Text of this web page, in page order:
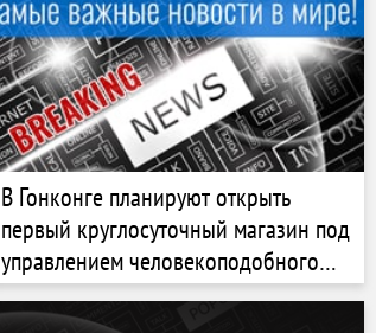
В Гонконге планируют открыть
первый круглосуточный магазин под
управлением человекоподобного
робота